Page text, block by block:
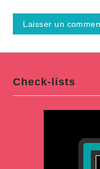
Check-lists